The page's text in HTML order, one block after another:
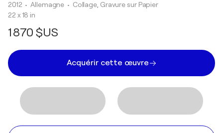
2012 • Allemagne • Collage, Gravure sur Papier
22 x 18 in
1 870 $US
Acquérir cette œuvre